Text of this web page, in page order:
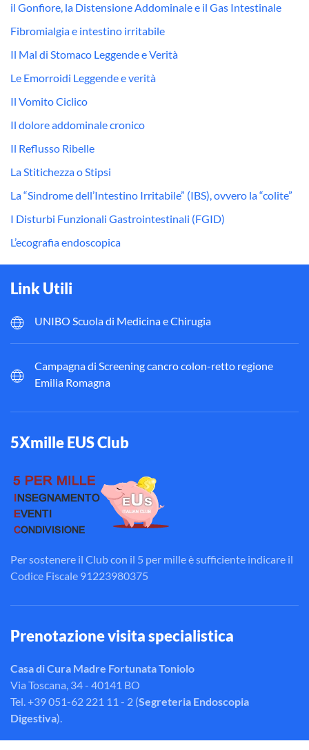
il Gonfiore, la Distensione Addominale e il Gas Intestinale
Fibromialgia e intestino irritabile
Il Mal di Stomaco Leggende e Verità
Le Emorroidi Leggende e verità
Il Vomito Ciclico
Il dolore addominale cronico
Il Reflusso Ribelle
La Stitichezza o Stipsi
La “Sindrome dell’Intestino Irritabile” (IBS), ovvero la “colite”
I Disturbi Funzionali Gastrointestinali (FGID)
L’ecografia endoscopica
Link Utili
UNIBO Scuola di Medicina e Chirugia
Campagna di Screening cancro colon-retto regione
Emilia Romagna
5Xmille EUS Club
Per sostenere il Club con il 5 per mille è sufficiente indicare il
Codice Fiscale 91223980375
Prenotazione visita specialistica
Casa di Cura Madre Fortunata Toniolo
Via Toscana, 34 - 40141 BO
Tel. +39 051-62 221 11 - 2 (Segreteria Endoscopia
Digestiva).